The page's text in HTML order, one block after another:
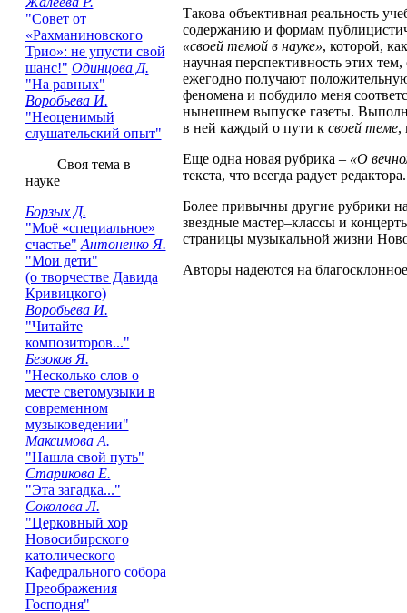
"Совет от
«Рахманиновского
Трио»: не упусти свой
шанс!" Одинцова Д.
"На равных"
Воробьева И.
"Неоценимый
слушательский опыт"
Своя тема в
науке
Борзых Д.
"Моё «специальное»
счастье" Антоненко Я.
"Мои дети"
(о творчестве Давида
Кривицкого)
Воробьева И.
"Читайте
композиторов..."
Безоков Я.
"Несколько слов о
месте светомузыки в
современном
музыковедении"
Максимова А.
"Нашла свой путь"
Старикова Е.
"Эта загадка..."
Соколова Л.
"Церковный хор
Новосибирского
католического
Кафедрального собора
Преображения
Господня"
Такова объективная реальность
содержанию и формам
«своей темой в науке», которой,
научная перспективность этих
ежегодно получают
феномена и побудило меня
нынешнем выпуске газеты.
в ней каждый о пути к своей теме,
Еще одна новая рубрика – «О
текста, что всегда радует редактора.
Более привычны другие рубрики
звездные мастер–классы и
страницы музыкальной жизни
Авторы надеются на